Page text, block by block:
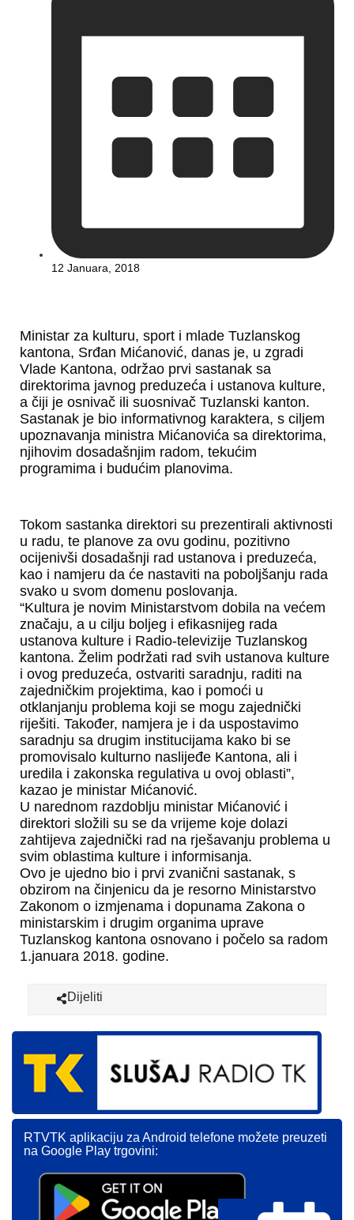
12 Januara, 2018
Ministar za kulturu, sport i mlade Tuzlanskog
kantona, Srđan Mićanović, danas je, u zgradi
Vlade Kantona, održao prvi sastanak sa
direktorima javnog preduzeća i ustanova kulture,
a čiji je osnivač ili suosnivač Tuzlanski kanton.
Sastanak je bio informativnog karaktera, s ciljem
upoznavanja ministra Mićanovića sa direktorima,
njihovim dosadašnjim radom, tekućim
programima i budućim planovima.
Tokom sastanka direktori su prezentirali aktivnosti
u radu, te planove za ovu godinu, pozitivno
ocijenivši dosadašnji rad ustanova i preduzeća,
kao i namjeru da će nastaviti na poboljšanju rada
svako u svom domenu poslovanja.
“Kultura je novim Ministarstvom dobila na većem
značaju, a u cilju boljeg i efikasnijeg rada
ustanova kulture i Radio-televizije Tuzlanskog
kantona. Želim podržati rad svih ustanova kulture
i ovog preduzeća, ostvariti saradnju, raditi na
zajedničkim projektima, kao i pomoći u
otklanjanju problema koji se mogu zajednički
riješiti. Također, namjera je i da uspostavimo
saradnju sa drugim institucijama kako bi se
promovisalo kulturno naslijeđe Kantona, ali i
uredila i zakonska regulativa u ovoj oblasti”,
kazao je ministar Mićanović.
U narednom razdoblju ministar Mićanović i
direktori složili su se da vrijeme koje dolazi
zahtijeva zajednički rad na rješavanju problema u
svim oblastima kulture i informisanja.
Ovo je ujedno bio i prvi zvanični sastanak, s
obzirom na činjenicu da je resorno Ministarstvo
Zakonom o izmjenama i dopunama Zakona o
ministarskim i drugim organima uprave
Tuzlanskog kantona osnovano i počelo sa radom
1.januara 2018. godine.
Dijeliti
RTVTK aplikaciju za Android telefone možete preuzeti
na Google Play trgovini: